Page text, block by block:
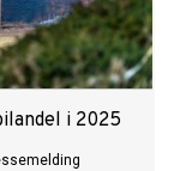
i 2025